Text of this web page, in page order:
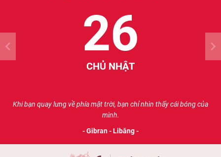
26
CHỦ NHẬT
Khi bạn quay lưng về phía mặt trời, bạn chỉ nhìn thấy cái bóng của
mình.
- Gibran - Libăng -